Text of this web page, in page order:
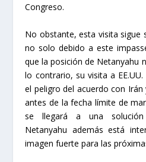
Congreso.
No obstante, esta visita sigue
no solo debido a este
que la posición de Netanyahu
lo contrario, su visita a
el peligro del acuerdo con
antes de la fecha límite de
se llegará a una solución
Netanyahu además está
imagen fuerte para las